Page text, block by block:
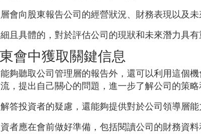
會向股東報告公司的經營狀況、財務表現以及未
且具體的，對於評估公司的現狀和未來潛力具有
會中獲取關鍵信息
夠聽取公司管理層的報告外，還可以利用這個
，提出自己關心的問題，進一步了解公司的策略
答投資者的疑慮，還能夠提供對於公司領導層能
者應在會前做好準備，包括閱讀公司的財務資